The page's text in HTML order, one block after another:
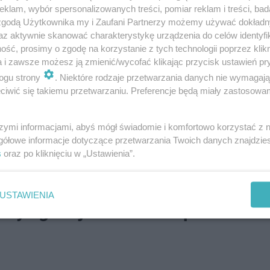
nie tworzą zgranego duetu, to spokojnie można
askorbinowy, który utlenia witaminę C z
organizmu. Warto podchodzić do jedzenia pomidora
jeżeli enzym z ogórka "unieszkodliwi" witaminę C z
dla naszego organizmu. Podsumowując, śmiało
połączeniami, tworząc tym samym smaczne i
Nie każdy jest tego świadomy
zgadujesz co to za potrawa
wybór spersonalizowanych treści, pomiar reklam i treści,
Użytkownika my i Zaufani Partnerzy możemy używać
aktywnie skanować charakterystykę urządzenia do celów
prosimy o zgodę na korzystanie z tych technologii poprzez
i zawsze możesz ją zmienić/wycofać klikając przycisk ustawień
strony
. Niektóre rodzaje przetwarzania danych nie
się takiemu przetwarzaniu. Preferencje będą miały
informacjami, abyś mógł świadomie i komfortowo korzystać z
informacje dotyczące przetwarzania Twoich danych
oraz po kliknięciu w „Ustawienia”.
USTAWIENIA